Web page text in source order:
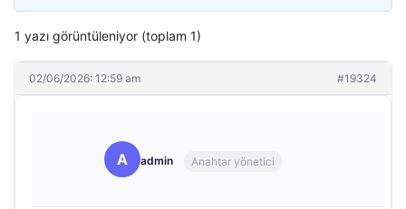
1 yazı görüntüleniyor (toplam 1)
02/06/2026: 12:59 am #19324
A admin Anahtar yönetici